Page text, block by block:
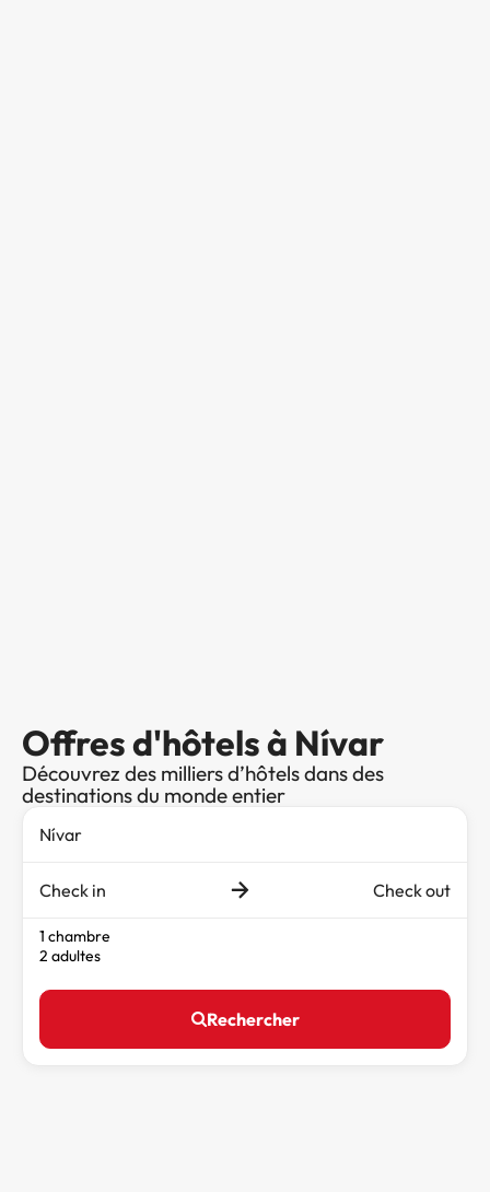
Offres d'hôtels à Nívar
Découvrez des milliers d’hôtels dans des
destinations du monde entier
Check in Check out
1 chambre
2 adultes
Rechercher